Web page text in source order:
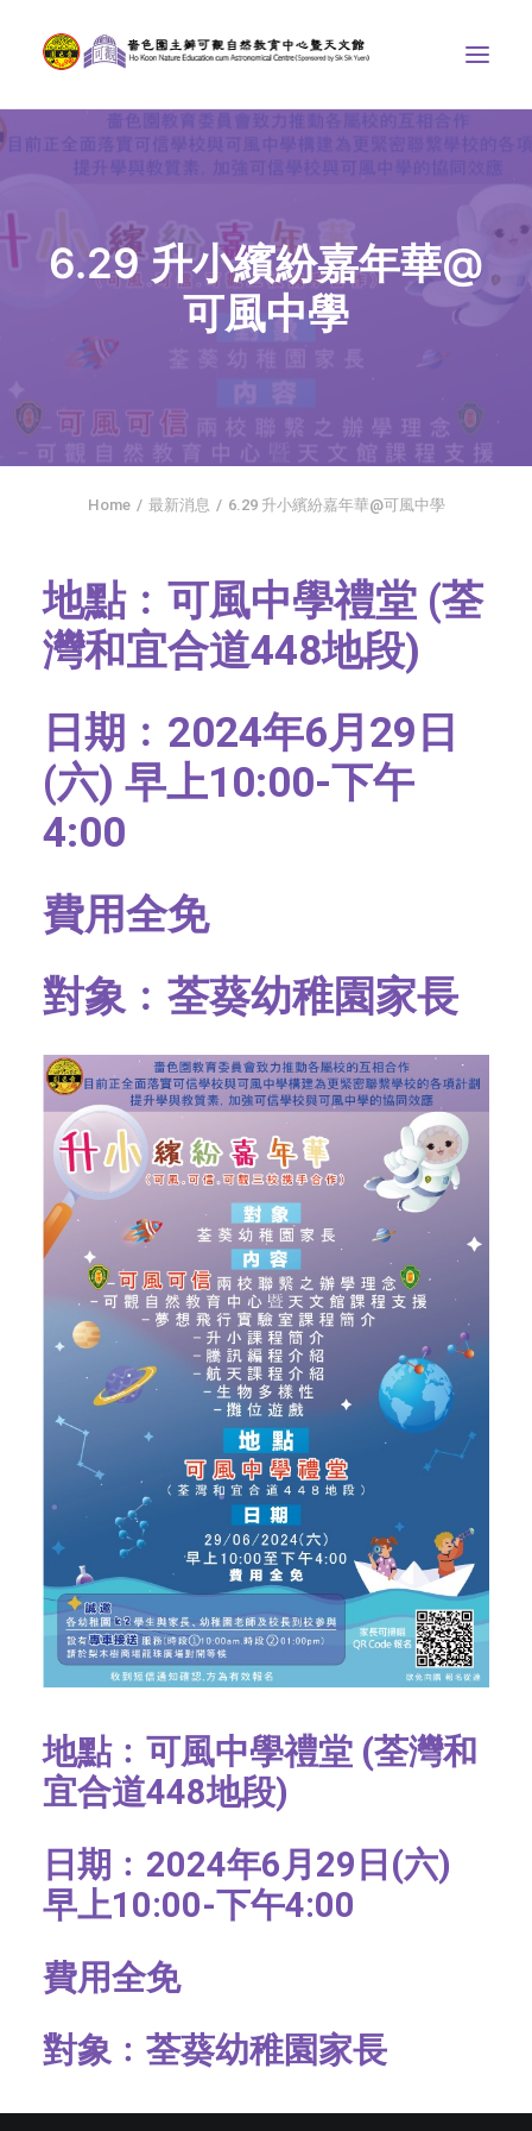
中心介紹
學界課程
天文館
比賽/專題計劃
聯絡我們
SEARCH
社交平台
字型大小
6.29 升小繽紛嘉年華@
可風中學
Home 最新消息 6.29 升小繽紛嘉年華@可風中學
地點﹕可風中學禮堂 (荃
灣和宜合道448地段)
日期﹕2024年6月29日
(六) 早上10:00-下午
4:00
費用全免
對象﹕荃葵幼稚園家長
地點﹕可風中學禮堂 (荃灣和
宜合道448地段)
日期﹕2024年6月29日(六)
早上10:00-下午4:00
費用全免
對象﹕荃葵幼稚園家長